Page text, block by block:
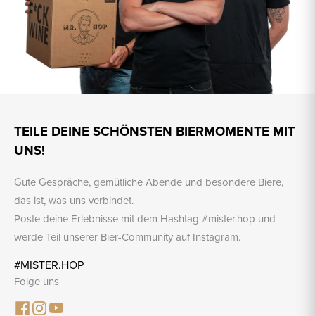
TEILE DEINE SCHÖNSTEN BIERMOMENTE MIT
UNS!
Gute Gespräche, gemütliche Abende und besondere Biere,
das ist, was uns verbindet.
Poste deine Erlebnisse mit dem Hashtag #mister.hop und
werde Teil unserer Bier-Community auf Instagram.
#MISTER.HOP
Folge uns